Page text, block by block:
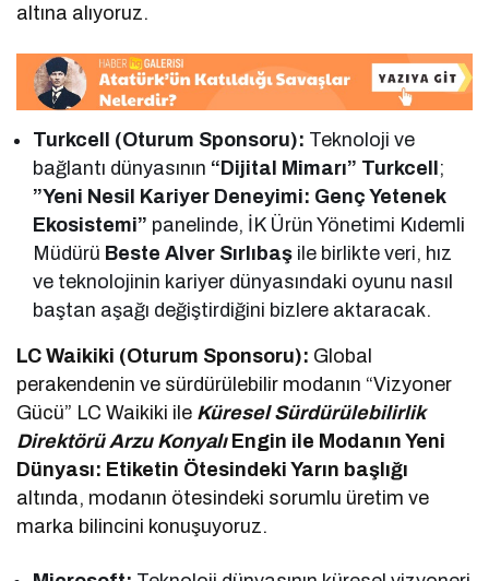
altına alıyoruz.
Turkcell (Oturum Sponsoru): Teknoloji ve
bağlantı dünyasının “Dijital Mimarı” Turkcell ;
”Yeni Nesil Kariyer Deneyimi: Genç Yetenek
Ekosistemi” panelinde, İK Ürün Yönetimi Kıdemli
Müdürü Beste Alver Sırlıbaş ile birlikte veri, hız
ve teknolojinin kariyer dünyasındaki oyunu nasıl
baştan aşağı değiştirdiğini bizlere aktaracak.
LC Waikiki (Oturum Sponsoru): Global
perakendenin ve sürdürülebilir modanın “Vizyoner
Gücü” LC Waikiki ile Küresel Sürdürülebilirlik
Direktörü Arzu Konyalı Engin ile Modanın Yeni
Dünyası: Etiketin Ötesindeki Yarın başlığı
altında, modanın ötesindeki sorumlu üretim ve
marka bilincini konuşuyoruz.